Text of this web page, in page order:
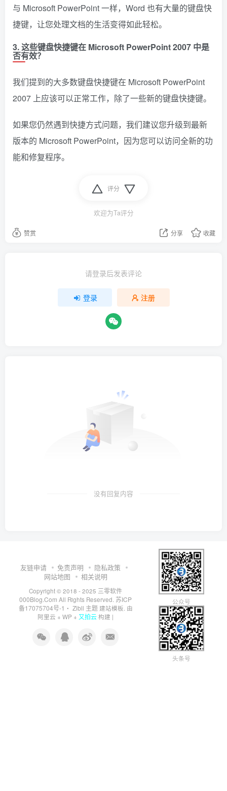
与 Microsoft PowerPoint 一样，Word 也有大量的键盘快
捷键，让您处理文档的生活变得如此轻松。
3. 这些键盘快捷键在 Microsoft PowerPoint 2007 中是
否有效？
我们提到的大多数键盘快捷键在 Microsoft PowerPoint
2007 上应该可以正常工作，除了一些新的键盘快捷键。
如果您仍然遇到快捷方式问题，我们建议您升级到最新
版本的 Microsoft PowerPoint，因为您可以访问全新的功
能和修复程序。
评分
欢迎为Ta评分
赞赏 分享 收藏
请登录后发表评论
登录 注册
没有回复内容
友链申请 免责声明
隐私政策
网站地图
相关说明
Copyright © 2018 - 2025 三零软件
000Blog.Com All Rights Reserved. 苏ICP
备17075704号-1 ・ Zibll 主题建站模板. 由
阿里云 + WP + 又拍云构建 |
公众号
头条号